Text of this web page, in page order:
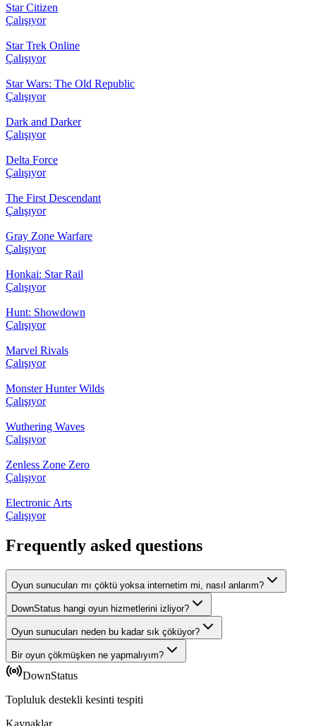
Star Citizen
Çalışıyor
Star Trek Online
Çalışıyor
Star Wars: The Old Republic
Çalışıyor
Dark and Darker
Çalışıyor
Delta Force
Çalışıyor
The First Descendant
Çalışıyor
Gray Zone Warfare
Çalışıyor
Honkai: Star Rail
Çalışıyor
Hunt: Showdown
Çalışıyor
Marvel Rivals
Çalışıyor
Monster Hunter Wilds
Çalışıyor
Wuthering Waves
Çalışıyor
Zenless Zone Zero
Çalışıyor
Electronic Arts
Çalışıyor
Frequently asked questions
Oyun sunucuları mı çöktü yoksa internetim mi, nasıl anlarım?
DownStatus hangi oyun hizmetlerini izliyor?
Oyun sunucuları neden bu kadar sık çöküyor?
Bir oyun çökmüşken ne yapmalıyım?
DownStatus
Topluluk destekli kesinti tespiti
Kaynaklar